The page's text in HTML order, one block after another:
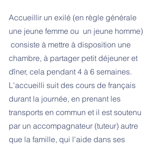
Accueillir un exilé (en règle générale
une jeune femme ou  un jeune homme)
consiste à mettre à disposition une
chambre, à partager petit déjeuner et
dîner, cela pendant 4 à 6 semaines.
L'accueilli suit des cours de français
durant la journée, en prenant les
transports en commun et il est soutenu
par un accompagnateur (tuteur) autre
que la famille, qui l'aide dans ses